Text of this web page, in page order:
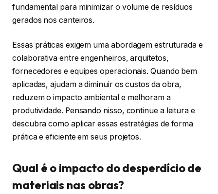
fundamental para minimizar o volume de resíduos
gerados nos canteiros.
Essas práticas exigem uma abordagem estruturada e
colaborativa entre engenheiros, arquitetos,
fornecedores e equipes operacionais. Quando bem
aplicadas, ajudam a diminuir os custos da obra,
reduzem o impacto ambiental e melhoram a
produtividade. Pensando nisso, continue a leitura e
descubra como aplicar essas estratégias de forma
prática e eficiente em seus projetos.
Qual é o impacto do desperdício de
materiais nas obras?